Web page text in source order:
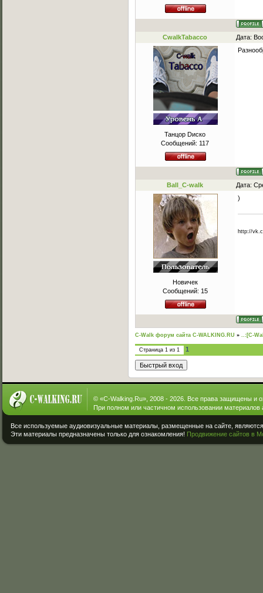
CwalkTabacco Дата:
Танцор Dиско
Сообщений: 117
Ball_C-walk Дата:
Новичек
Сообщений: 15
)
http://
C-Walk форум сайта C-WALKING.RU » ..:[C-
Страница 1 из 1 1
© «C-Walking.Ru», 2008 - 2026. Все права защищены и
При полном или частичном использовании материалов
Все используемые аудиовизуальные материалы, размещенные на сайте,
Эти материалы предназначены только для ознакомления! Продвижение сайтов в